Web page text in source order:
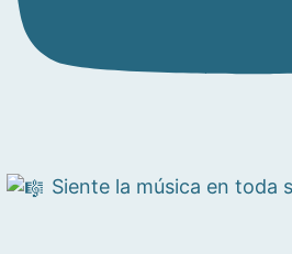
Siente la música en toda